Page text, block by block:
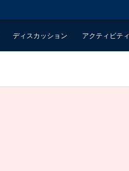
ディスカッション アクティビティ